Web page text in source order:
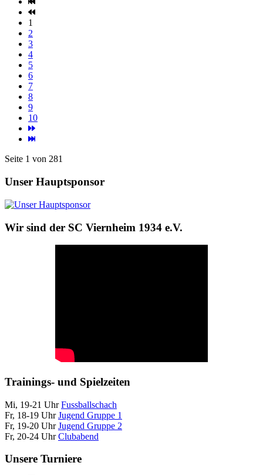
1
2
3
4
5
6
7
8
9
10
Seite 1 von 281
Unser Hauptsponsor
Wir sind der SC Viernheim 1934 e.V.
Trainings- und Spielzeiten
Mi, 19-21 UhrFussballschach
Fr, 18-19 UhrJugend Gruppe 1
Fr, 19-20 UhrJugend Gruppe 2
Fr, 20-24 UhrClubabend
Unsere Turniere